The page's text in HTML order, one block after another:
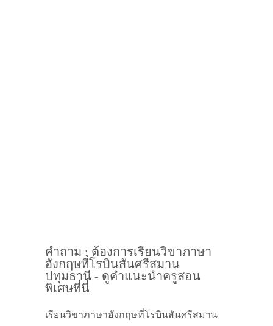
คำถาม : ต้องการเรียนวิขาภาษา
อังกฤษที่โรบินสันศรีสมาน
ปทุมธานี - ดูคำแนะนำครูสอน
พิเศษที่นี่
เรียนวิขาภาษาอังกฤษที่โรบินสันศรีสมาน